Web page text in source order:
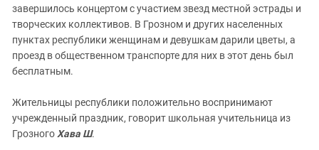
завершилось концертом с участием звезд местной эстрады и
творческих коллективов. В Грозном и других населенных
пунктах республики женщинам и девушкам дарили цветы, а
проезд в общественном транспорте для них в этот день был
бесплатным.
Жительницы республики положительно воспринимают
учрежденный праздник, говорит школьная учительница из
Грозного Хава Ш.